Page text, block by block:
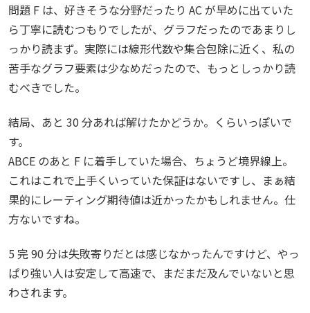
問題 F は、好きそうな分野だったり AC が早めに出ていた
ら丁寧に読むつもりでしたが、グラフだったのであまりし
っかり読まず。実際には線形代数や集合包除に近く、私の
苦手なグラフ要素は少なめだったので、もっとしっかり読
むべきでした。
結局、あと 30 分あれば解けたかどうか。くらいっぽいで
す。
ABCE のあと F に着手していた場合、ちょうど境界線上。
これはこれで上手くいっていた保証はないですし、まぁ結
果的にレーティング期待値は近かったかもしれません。仕
方ないですね。
5 完 90 分は失敗寄りだとは感じなかったんですけど、やっ
ぱり強い人は安定して高速で、まだまだ及んでいないと思
わされます。